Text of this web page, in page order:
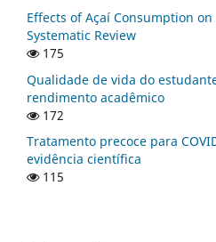
Effects of Açaí Consumption
Systematic Review
175
Qualidade de vida do
rendimento acadêmico
172
Tratamento precoce para
evidência científica
115